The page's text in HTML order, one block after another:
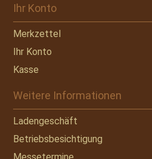
Ihr Konto
Merkzettel
Ihr Konto
Kasse
Weitere Informationen
Ladengeschäft
Betriebsbesichtigung
Messetermine